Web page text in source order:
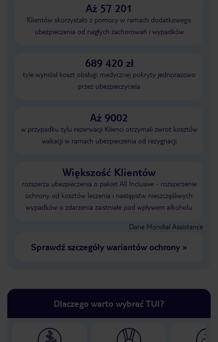
Aż 57 201
Klientów skorzystało z pomocy w ramach dodatkowego
ubezpieczenia od nagłych zachorowań i wypadków
689 420 zł
tyle wyniósł koszt obsługi medycznej pokryty jednorazowo
przez ubezpieczyciela
Aż 9002
w przypadku tylu rezerwacji Klienci otrzymali zwrot kosztów
wakacji w ramach ubezpieczenia od rezygnacji
Większość Klientów
rozszerza ubezpieczenia o pakiet All Inclusive - rozszerzenie
ochrony od kosztów leczenia i następstw nieszczęśliwych
wypadków o zdarzenia zaistniałe pod wpływem alkoholu
Dane Mondial Assistance
Sprawdź szczegóły wariantów ochrony»
Dlaczego warto wybrać TUI?